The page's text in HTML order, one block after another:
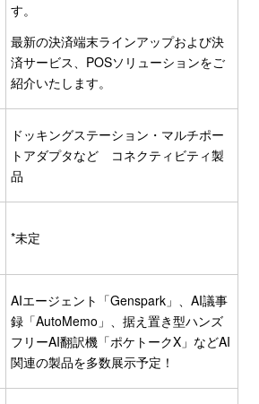
す。
最新の決済端末ラインアップおよび決
済サービス、POSソリューションをご
紹介いたします。
ドッキングステーション・マルチポー
トアダプタなど コネクティビティ製
品
*未定
AIエージェント「Genspark」、AI議事
録「AutoMemo」、据え置き型ハンズ
フリーAI翻訳機「ポケトークX」などAI
関連の製品を多数展示予定！